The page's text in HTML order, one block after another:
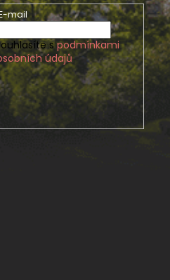
mail
spodmínkami
údajů